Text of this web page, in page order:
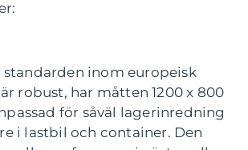
standarden inom europeisk
robust, har måtten 1200 x 800
för såväl lagerinredning
i lastbil och container. Den